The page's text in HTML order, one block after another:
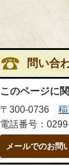
問い合
このページに
〒300-0736
電話番号：
メールでのお問